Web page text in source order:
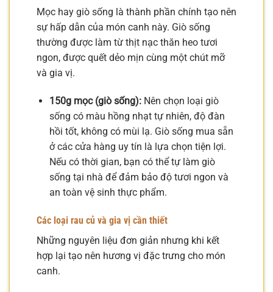
Mọc hay giò sống là thành phần chính tạo nên
sự hấp dẫn của món canh này. Giò sống
thường được làm từ thịt nạc thăn heo tươi
ngon, được quết dẻo mịn cùng một chút mỡ
và gia vị.
150g mọc (giò sống):Nên chọn loại giò
sống có màu hồng nhạt tự nhiên, độ đàn
hồi tốt, không có mùi lạ. Giò sống mua sẵn
ở các cửa hàng uy tín là lựa chọn tiện lợi.
Nếu có thời gian, bạn có thể tự làm giò
sống tại nhà để đảm bảo độ tươi ngon và
an toàn vệ sinh thực phẩm.
Các loại rau củ và gia vị cần thiết
Những nguyên liệu đơn giản nhưng khi kết
hợp lại tạo nên hương vị đặc trưng cho món
canh.